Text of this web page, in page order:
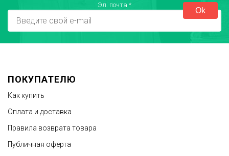
Недостатки
Эл. почта *
ПОКУПАТЕЛЮ
Как купить
Оплата и доставка
Правила возврата товара
Публичная оферта